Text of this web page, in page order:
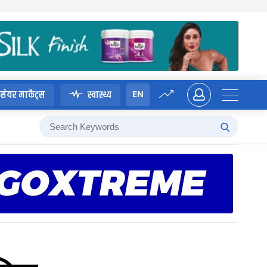
सेयर मार्केट्स स्वास्थ्य EN